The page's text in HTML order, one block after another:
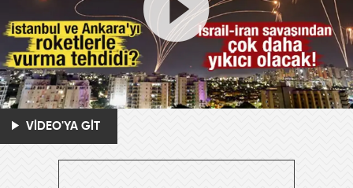
VİDEO'YA GİT